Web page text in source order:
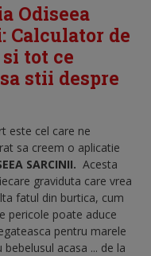
Odiseea
Calculator de
tot ce
stii despre
este cel care ne
sa creem o aplicatie
SARCINII. Acesta
graviduta care vrea
fatul din burtica, cum
pericole poate aduce
pentru marele
acasa ... de la